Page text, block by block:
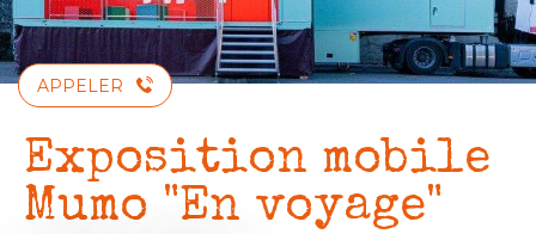
APPELER
Exposition mobile
Mumo "En voyage"